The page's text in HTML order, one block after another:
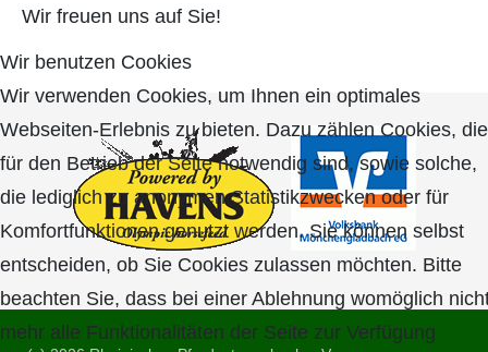
Wir freuen uns auf Sie!
Wir benutzen Cookies
Wir verwenden Cookies, um Ihnen ein optimales
Webseiten-Erlebnis zu bieten. Dazu zählen Cookies, die
für den Betrieb der Seite notwendig sind, sowie solche,
die lediglich zu anonymen Statistikzwecken oder für
Komfortfunktionen genutzt werden. Sie können selbst
entscheiden, ob Sie Cookies zulassen möchten. Bitte
beachten Sie, dass bei einer Ablehnung womöglich
mehr alle Funktionalitäten der Seite zur Verfügung